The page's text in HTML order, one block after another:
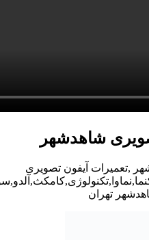
شاهدشهر
,تعمیرات آیفون تصویری
تهران